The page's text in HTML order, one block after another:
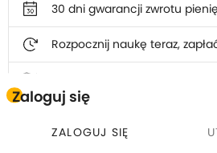
Zaloguj się
ZALOGUJ SIĘ
30 dni gwarancji zwrotu
Rozpocznij naukę teraz,
Odkryj powiązane tematy